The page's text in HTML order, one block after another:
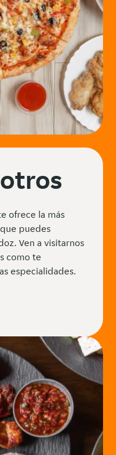
ofrece la más
puedes
Ven a visitarnos
como te
especialidades.